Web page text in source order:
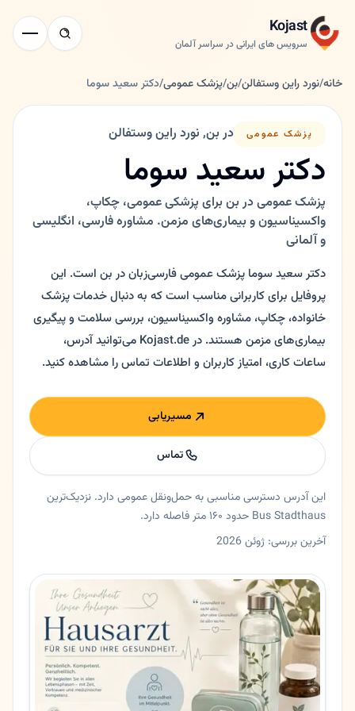
Kojast
سرویس های ایرانی در سراسر آلمان
خانه/نورد راین وستفالن/بن/پزشک عمومی/دکتر سعید سوما
پزشک عمومی در بن, نورد راین وستفالن
دکتر سعید سوما
پزشک عمومی در بن برای پزشکی عمومی، چکاپ،
واکسیناسیون و بیماری‌های مزمن. مشاوره فارسی، انگلیسی
و آلمانی
دکتر سعید سوما پزشک عمومی فارسی‌زبان در بن است. این
پروفایل برای کاربرانی مناسب است که به دنبال خدمات پزشک
خانواده، چکاپ، مشاوره واکسیناسیون، بررسی سلامت و پیگیری
بیماری‌های مزمن هستند. در Kojast.de می‌توانید آدرس،
ساعات کاری، امتیاز کاربران و اطلاعات تماس را مشاهده کنید.
مسیریابی
تماس
این آدرس دسترسی مناسبی به حمل‌ونقل عمومی دارد. نزدیک‌ترین
Bus Stadthaus حدود ۱۶۰ متر فاصله دارد.
آخرین بررسی: ژوئن 2026
پزشک عمومی دکتر سعید سوما در بن، نورد راین وستفالن.
ایالت
نورد راین وستفالن
شهر
بن
آدرس
Weiherstraße 14